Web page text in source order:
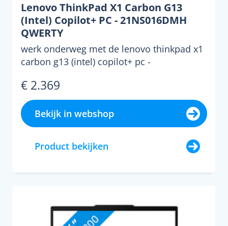
Lenovo ThinkPad X1 Carbon G13
(Intel) Copilot+ PC - 21NS016DMH
QWERTY
werk onderweg met de lenovo thinkpad x1
carbon g13 (intel) copilot+ pc -
€ 2.369
Bekijk in webshop
Product bekijken